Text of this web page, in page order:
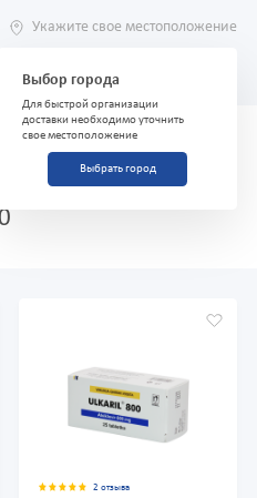
Укажите свое местоположение
Выбор города
Для быстрой организации
доставки необходимо уточнить
свое местоположение
Выбрать город
препарата
2 отзыва